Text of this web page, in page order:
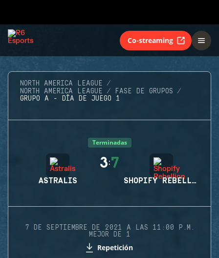
Co-streaming
NORTH AMERICA LEAGUE
NORTH AMERICA LEAGUE
FASE DE GRUPOS
GRUPO A - DÍA DE JUEGO 1
Terminadas
ASTRALIS
3:7
SHOPIFY REBELLION
7 DE SEPTIEMBRE DE 2021 A LAS 11:00 P.M.
MEJOR DE 1
Repetición